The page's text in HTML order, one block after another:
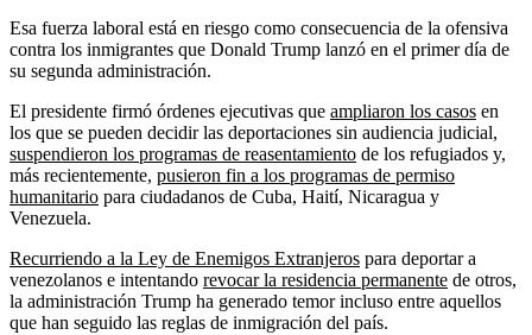
Esa fuerza laboral está en riesgo como consecuencia de la ofensiva
contra los inmigrantes que Donald Trump lanzó en el primer día de
su segunda administración.
El presidente firmó órdenes ejecutivas que ampliaron los casos en
los que se pueden decidir las deportaciones sin audiencia judicial,
suspendieron los programas de reasentamiento de los refugiados y,
más recientemente, pusieron fin a los programas de permiso
humanitario para ciudadanos de Cuba, Haití, Nicaragua y
Venezuela.
Recurriendo a la Ley de Enemigos Extranjeros para deportar a
venezolanos e intentando revocar la residencia permanente de otros,
la administración Trump ha generado temor incluso entre aquellos
que han seguido las reglas de inmigración del país.